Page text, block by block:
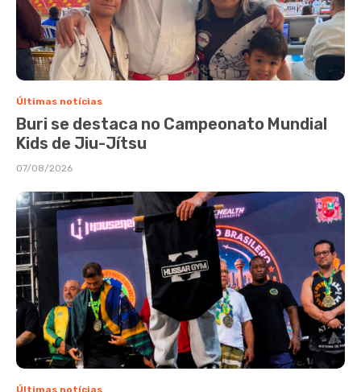
Últimas notícias
Buri se destaca no Campeonato Mundial
Kids de Jiu-Jítsu
07/08/2026